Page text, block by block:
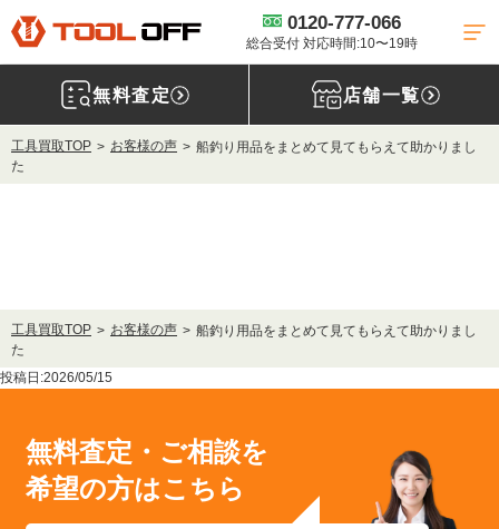
0120-777-066
総合受付 対応時間:10〜19時
無料査定 店舗一覧
工具買取TOP お客様の声
船釣り用品をまとめて見てもらえて助かりまし
た
工具買取TOP お客様の声
船釣り用品をまとめて見てもらえて助かりまし
た
投稿日:2026/05/15
無料査定・ご相談を
希望の方はこちら